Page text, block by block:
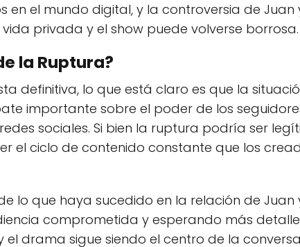
en el mundo digital, y la controversia de Juan
privada y el show puede volverse borrosa.
la Ruptura?
definitiva, lo que está claro es que la
importante sobre el poder de los
sociales. Si bien la ruptura podría ser
el ciclo de contenido constante que los
lo que haya sucedido en la relación de Juan
comprometida y esperando más
drama sigue siendo el centro de la